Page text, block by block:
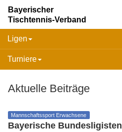
Bayerischer
Tischtennis-Verband
Ligen
Turniere
Aktuelle Beiträge
Mannschaftssport Erwachsene
Bayerische Bundesligisten